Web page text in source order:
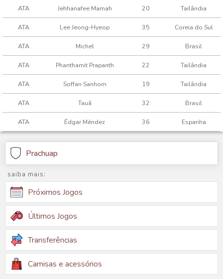
ATA Jehhanafee Mamah 20 Tailândia
ATA Lee Jeong-Hyeop 35 Coreia do Sul
ATA Michel 29 Brasil
ATA Phanthamit Prapanth 22 Tailândia
ATA Soffan Sanhorn 19 Tailândia
ATA Tauã 32 Brasil
ATA Édgar Méndez 36 Espanha
Prachuap
saiba mais:
Próximos Jogos
Últimos Jogos
Transferências
Camisas e acessórios